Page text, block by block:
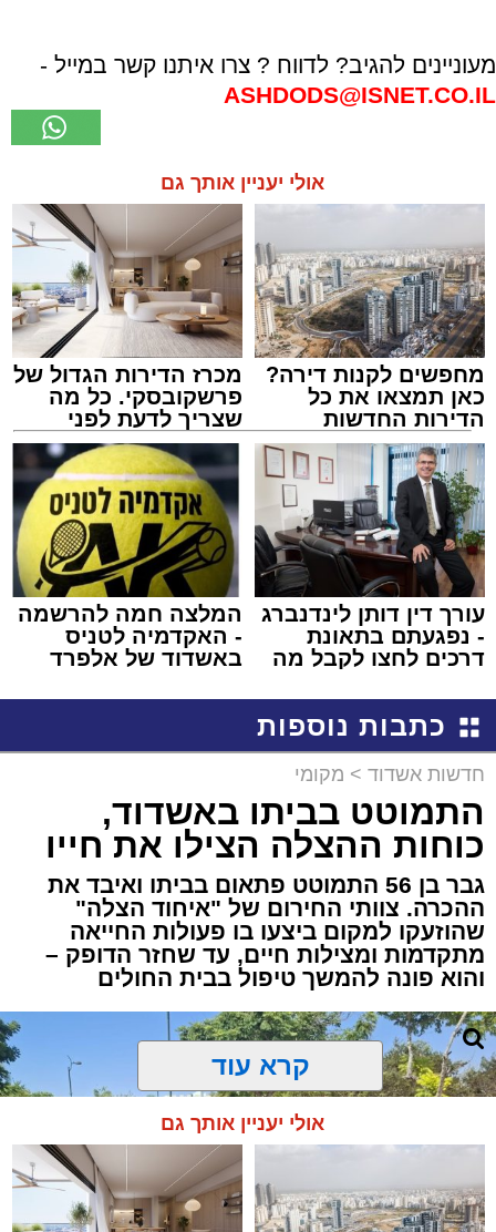
מעוניינים להגיב? לדווח ? צרו איתנו קשר במייל -
ASHDODS@ISNET.CO.IL
אולי יעניין אותך גם
מחפשים לקנות דירה?
כאן תמצאו את כל
הדירות החדשות
למכירה באשדוד >>>
מכרז הדירות הגדול של
פרשקובסקי. כל מה
שצריך לדעת לפני
שמגישים הצעה לדירה
באשדוד
עורך דין דותן לינדנברג
- נפגעתם בתאונת
דרכים לחצו לקבל מה
המלצה חמה להרשמה
- האקדמיה לטניס
באשדוד של אלפרד
כתבות נוספות
חדשות אשדוד > מקומי
התמוטט בביתו באשדוד,
כוחות ההצלה הצילו את חייו
גבר בן 56 התמוטט פתאום בביתו ואיבד את
ההכרה. צוותי החירום של "איחוד הצלה"
שהוזעקו למקום ביצעו בו פעולות החייאה
מתקדמות ומצילות חיים, עד שחזר הדופק –
והוא פונה להמשך טיפול בבית החולים
קרא עוד
אולי יעניין אותך גם